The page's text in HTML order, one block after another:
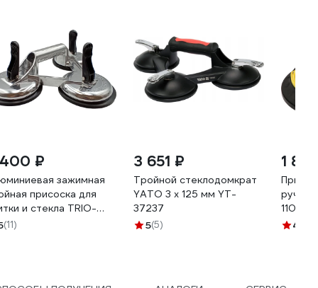
₽
зажимная
присоска для
и стекла TRIO-
118 мм 282003
(11)
3 651 ₽
Тройной стеклодомкрат
YATO 3 x 125 мм YT-
37237
5(5)
1
110кг,
F1104.9